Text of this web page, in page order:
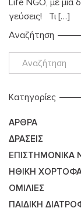
Life NGO, με μια
γεύσεις! Τι […]
Αναζήτηση
Kατηγορίες
ΆΡΘΡΑ
ΔΡΆΣΕΙΣ
ΕΠΙΣΤΗΜΟΝΙΚΆ
ΗΘΙΚΉ
ΟΜΙΛΊΕΣ
ΠΑΙΔΙΚΉ